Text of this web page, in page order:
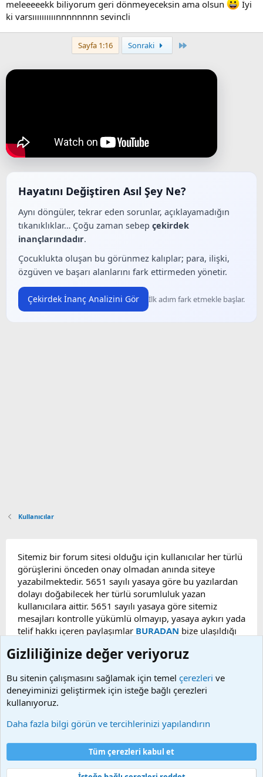
meleeeeekk biliyorum geri dönmeyeceksin ama olsun
İyi
ki varsıııııııııınnnnnnnn sevincli
Sayfa 1:16 Sonraki
Hayatını Değiştiren Asıl Şey Ne?
Aynı döngüler, tekrar eden sorunlar, açıklayamadığın
tıkanıklıklar… Çoğu zaman sebep çekirdek
inançlarındadır.
Çocuklukta oluşan bu görünmez kalıplar; para, ilişki,
özgüven ve başarı alanlarını fark ettirmeden yönetir.
Çekirdek İnanç Analizini Gör İlk adım fark etmekle başlar.
Kullanıcılar
Sitemiz bir forum sitesi olduğu için kullanıcılar her türlü
görüşlerini önceden onay olmadan anında siteye
yazabilmektedir. 5651 sayılı yasaya göre bu yazılardan
dolayı doğabilecek her türlü sorumluluk yazan
kullanıcılara aittir. 5651 sayılı yasaya göre sitemiz
mesajları kontrolle yükümlü olmayıp, yasaya aykırı yada
telif hakkı içeren paylaşımlar BURADAN bize ulaşıldığı
kaldırılacaktır. Sitemizde Bulunan Videolar YouTube,
alınmaktadır. Telif hakları sorumluluğu bu sitelere aittir.
Videoların hiç biri sunucularımızda bulunmamaktadır.
Şartlar ve kurallar Gizlilik politikası
Ana sayfa
Gizliliğinize değer veriyoruz
Bu sitenin çalışmasını sağlamak için temel çerezleri ve
deneyiminizi geliştirmek için isteğe bağlı çerezleri
kullanıyoruz.
Daha fazla bilgi görün ve tercihlerinizi yapılandırın
Tüm çerezleri kabul et